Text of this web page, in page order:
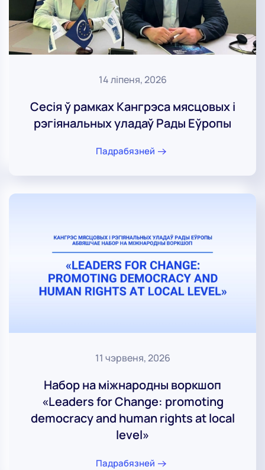
14 ліпеня, 2026
Сесія ў рамках Кангрэса мясцовых і
рэгіянальных уладаў Рады Еўропы
Падрабязней
11 чэрвеня, 2026
Набор на міжнародны воркшоп
«Leaders for Change: promoting
democracy and human rights at local
level»
Падрабязней